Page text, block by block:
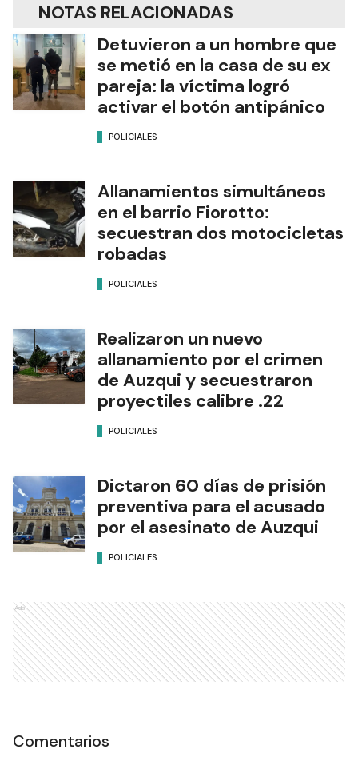
NOTAS RELACIONADAS
Detuvieron a un hombre que
se metió en la casa de su ex
pareja: la víctima logró
activar el botón antipánico
POLICIALES
Allanamientos simultáneos
en el barrio Fiorotto:
secuestran dos motocicletas
robadas
POLICIALES
Realizaron un nuevo
allanamiento por el crimen
de Auzqui y secuestraron
proyectiles calibre .22
POLICIALES
Dictaron 60 días de prisión
preventiva para el acusado
por el asesinato de Auzqui
POLICIALES
Ads
Comentarios